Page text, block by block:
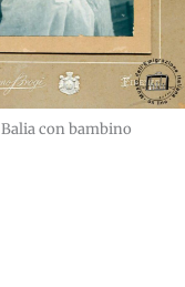
Balia con bambino